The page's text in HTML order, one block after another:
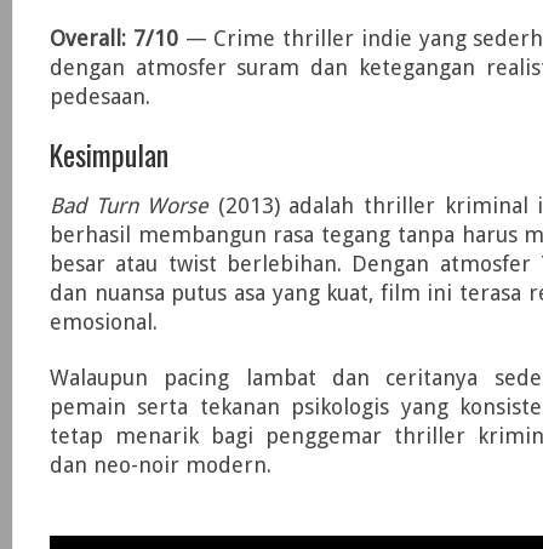
Overall: 7/10— Crime thriller indie yang
dengan atmosfer suram dan ketegangan
pedesaan.
Kesimpulan
Bad Turn Worse(2013) adalah thriller kriminal
berhasil membangun rasa tegang tanpa harus
besar atau twist berlebihan. Dengan atmosfer
dan nuansa putus asa yang kuat, film ini terasa
emosional.
Walaupun pacing lambat dan ceritanya
pemain serta tekanan psikologis yang
tetap menarik bagi penggemar thriller
dan neo-noir modern.